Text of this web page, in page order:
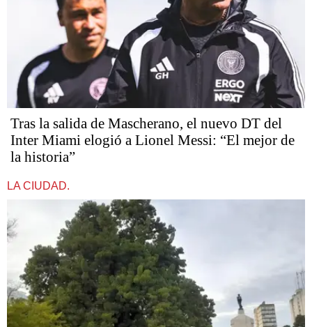
Tras la salida de Mascherano, el nuevo DT del
Inter Miami elogió a Lionel Messi: “El mejor de
la historia”
LA CIUDAD.